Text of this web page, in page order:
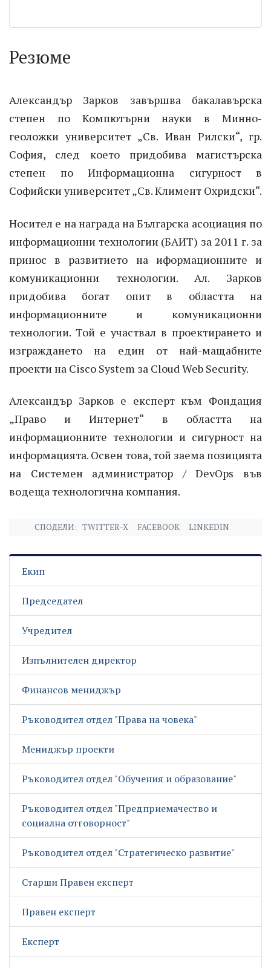
Резюме
Александър Зарков завършва бакалавърска
степен по Компютърни науки в Минно-
геоложки университет „Св. Иван Рилски“, гр.
София, след което придобива магистърска
степен по Информационна сигурност в
Софийски университет „Св. Климент Охридски“.
Носител е на награда на Българска асоциация по
информационни технологии (БАИТ) за 2011 г. за
принос в развитието на иформационните и
комуникационни технологии. Ал. Зарков
придобива богат опит в областта на
информационните и комуникационни
технологии. Той е участвал в проектирането и
изграждането на един от най-мащабните
проекти на Cisco System за Cloud Web Security.
Александър Зарков е експерт към Фондация
„Право и Интернет“ в областта на
информационните технологии и сигурност на
информацията. Освен това, той заема позицията
на Системен администратор / DevOps във
водеща технологична компания.
СПОДЕЛИ: TWITTER-X FACEBOOK LINKEDIN
Екип
Председател
Учредител
Изпълнителен директор
Финансов мениджър
Ръководител отдел "Права на човека"
Мениджър проекти
Ръководител отдел "Обучения и образование"
Ръководител отдел "Предприемачество и
социална отговорност"
Ръководител отдел "Стратегическо развитие"
Старши Правен експерт
Правен експерт
Експерт